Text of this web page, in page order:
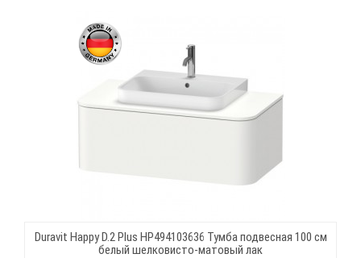
Duravit Happy D.2 Plus HP494103636 Тумба подвесная 100 см
белый шелковисто-матовый лак